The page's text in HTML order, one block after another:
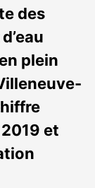
des
plein
et